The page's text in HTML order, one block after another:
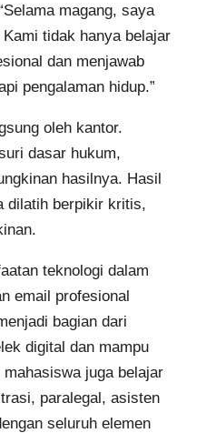
magang, saya
tidak hanya belajar
dan menjawab
pengalaman hidup.”
oleh kantor.
dasar hukum,
hasilnya. Hasil
dilatih berpikir kritis,
teknologi dalam
email profesional
bagian dari
digital dan mampu
juga belajar
paralegal, asisten
seluruh elemen